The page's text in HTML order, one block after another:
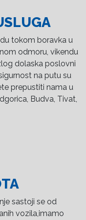
tokom boravka u
odmoru, vikendu
dolaska poslovni
na putu su
prepustiti nama u
Budva, Tivat,
sastoji se od
vozila,imamo